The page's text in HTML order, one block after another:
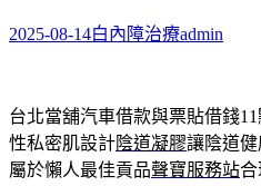
2025-08-14白內障治療admin
台北當舖汽車借款與票貼借錢11
性私密肌設計陰道凝膠讓陰道
屬於懶人最佳貢品聲寶服務站合